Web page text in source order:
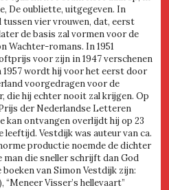
De oubliette, uitgegeven. In
vier vrouwen, dat, eerst
de basis zal vormen voor de
Wachter-romans. In 1951
voor zijn in 1947 verschenen
wordt hij voor het eerst door
voorgedragen voor de
die hij echter nooit zal krijgen. Op
der Nederlandse Letteren
kan ontvangen overlijdt hij op 23
Vestdijk was auteur van ca.
productie noemde de dichter
man die sneller schrijft dan God
boeken van Simon Vestdijk zijn:
“Meneer Visser’s hellevaart”